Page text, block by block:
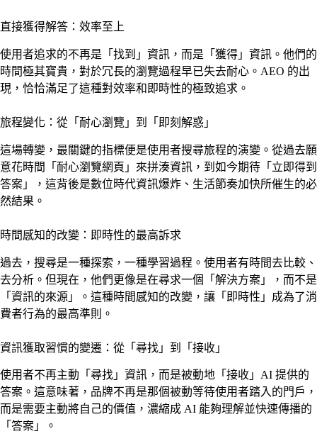
直接獲得解答：效率至上
使用者追求的不再是「找到」資訊，而是「獲得」資訊。他們的
時間極其寶貴，對於冗長的瀏覽過程早已失去耐心。AEO 的出
現，恰恰滿足了這種對效率和即時性的極致追求。
旅程變化：從「耐心瀏覽」到「即刻解惑」
這場轉變，最關鍵的指標便是使用者搜尋旅程的演變。從過去願
意花時間「耐心瀏覽網頁」來拼湊資訊，到如今期待「立即得到
答案」，這背後是數位時代資訊爆炸、生活節奏加快所催生的必
然結果。
時間感知的改變：即時性的最高訴求
過去，搜尋是一種探索，一種學習過程。使用者有時間去比較、
去分析。但現在，他們更像是在尋求一個「解決方案」，而不是
「資訊的來源」。這種時間感知的改變，讓「即時性」成為了消
費者行為的最高準則。
資訊獲取習慣的變遷：從「尋找」到「接收」
使用者不再主動「尋找」資訊，而是被動地「接收」AI 提供的
答案。這意味著，品牌不再是那個被動等待使用者踏入的門戶，
而是需要主動將自己的價值，濃縮成 AI 能夠理解並快速傳播的
「答案」。